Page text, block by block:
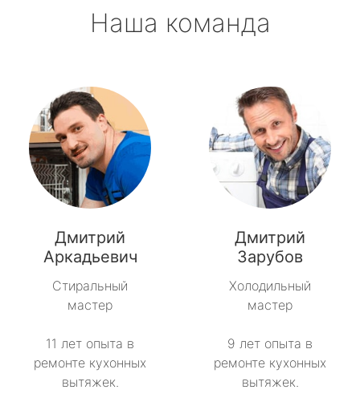
Наша команда
Дмитрий
Аркадьевич
Стиральный
мастер
11 лет опыта в
ремонте кухонных
вытяжек.
Дмитрий
Зарубов
Холодильный
мастер
9 лет опыта в
ремонте кухонных
вытяжек.